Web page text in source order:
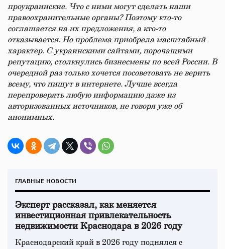
проукраинские. Что с ними могут сделать наши
правоохранительные органы? Поэтому кто-то
соглашается на их предложения, а кто-то
отказывается. Но проблема приобрела масштабный
характер. С украинскими сайтами, порочащими
репутацию, столкнулись бизнесмены по всей России. В
очередной раз только хочется посоветовать не верить
всему, что пишут в интернете. Лучше всегда
перепроверять любую информацию даже из
авторизованных источников, не говоря уже об
анонимных.
ГЛАВНЫЕ НОВОСТИ
Эксперт рассказал, как меняется
инвестиционная привлекательность
недвижимости Краснодара в 2026 году
Краснодарский край в 2026 году поднялся с